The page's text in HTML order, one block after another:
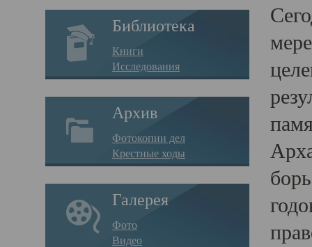
Библиотека
Книги
Исследования
Архив
Фотокопии дел
Крестные ходы
Галерея
Фото
Видео